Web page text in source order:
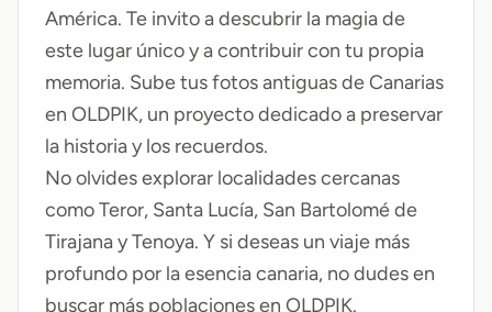
América. Te invito a descubrir la magia de
este lugar único y a contribuir con tu propia
memoria. Sube tusfotos antiguas de Canarias
en OLDPIK, un proyecto dedicado a preservar
la historia y los recuerdos.
No olvides explorar localidades cercanas
comoTeror, Santa Lucía, San Bartolomé de
TirajanayTenoya. Y si deseas un viaje más
profundo por la esencia canaria, no dudes en
buscar más poblaciones en OLDPIK.